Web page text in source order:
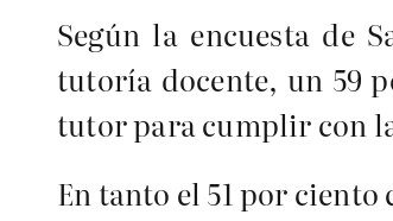
Según la encuesta de
tutoría docente, un 59
tutor para cumplir con
En tanto el 51 por